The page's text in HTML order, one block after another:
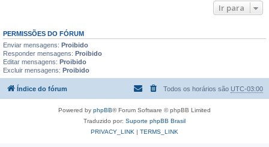
Ir para
PERMISSÕES DO FÓRUM
Enviar mensagens: Proibido
Responder mensagens: Proibido
Editar mensagens: Proibido
Excluir mensagens: Proibido
Índice do fórum Todos os horários são UTC-03:00
Powered by phpBB® Forum Software © phpBB Limited
Traduzido por: Suporte phpBB Brasil
PRIVACY_LINK | TERMS_LINK